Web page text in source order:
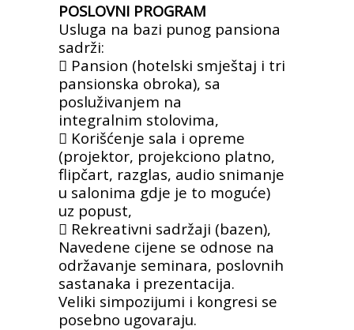
POSLOVNI PROGRAM
Usluga na bazi punog pansiona
sadrži:
 Pansion (hotelski smještaj i tri
pansionska obroka), sa
posluživanjem na
integralnim stolovima,
 Korišćenje sala i opreme
(projektor, projekciono platno,
flipčart, razglas, audio snimanje
u salonima gdje je to moguće)
uz popust,
 Rekreativni sadržaji (bazen),
Navedene cijene se odnose na
održavanje seminara, poslovnih
sastanaka i prezentacija.
Veliki simpozijumi i kongresi se
posebno ugovaraju.